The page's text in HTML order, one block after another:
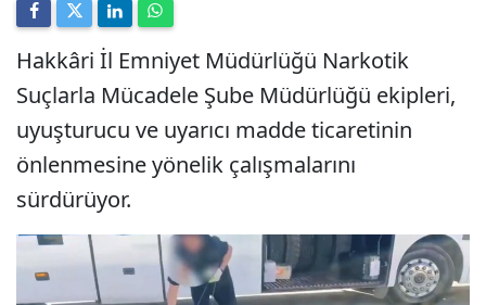
Hakkâri İl Emniyet Müdürlüğü Narkotik
Suçlarla Mücadele Şube Müdürlüğü ekipleri,
uyuşturucu ve uyarıcı madde ticaretinin
önlenmesine yönelik çalışmalarını
sürdürüyor.